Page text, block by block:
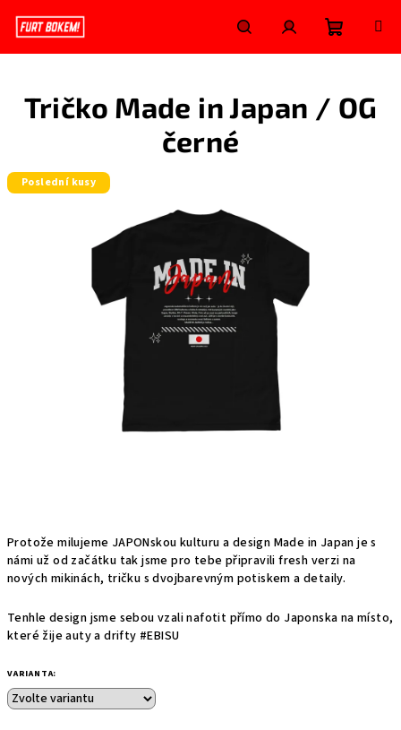
obsah
HledatPřihlášeníNákupní
košík
Protože milujeme JAPONskou kulturu a design Made in Japan je s
námi už od začátku tak jsme pro tebe připravili fresh verzi na
nových mikinách, tričku s dvojbarevným potiskem a detaily.
Tenhle design jsme sebou vzali nafotit přímo do Japonska na místo,
které žije auty a drifty #EBISU
VARIANTA:
Tričko Made in Japan / OG
černé
Poslední kusy